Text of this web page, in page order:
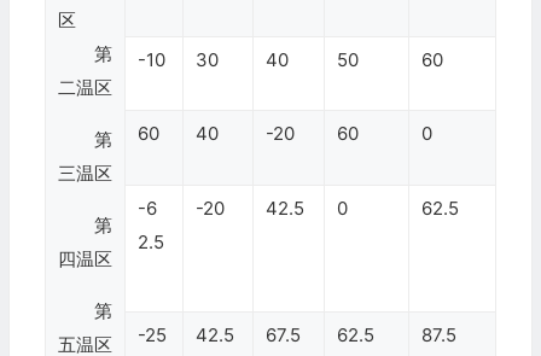
区
第
二温区
第
三温区
第
四温区
第
五温区
-10 30 40 50 60
60 40 -20 60 0
-6
2.5
-20 42.5 0 62.5
-25 42.5 67.5 62.5 87.5